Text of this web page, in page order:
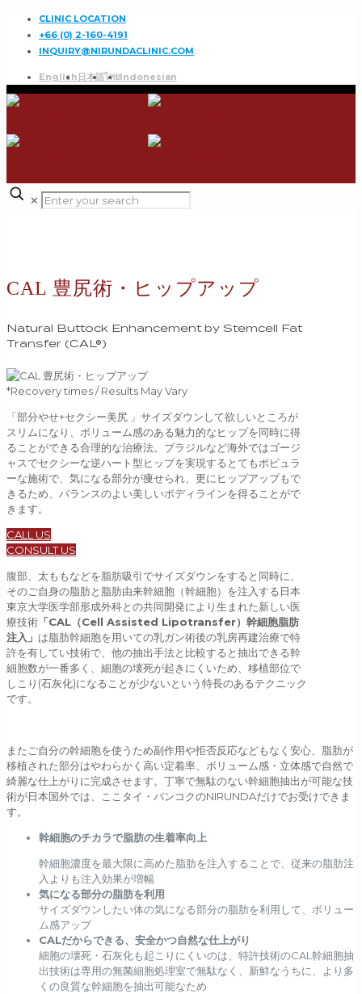
CLINIC LOCATION
+66 (0) 2-160-4191
INQUIRY@NIRUNDACLINIC.COM
English 日本語ไทยIndonesian
✕
CAL 豊尻術・ヒップアップ
Natural Buttock Enhancement by Stemcell Fat
Transfer (CAL®)
*Recovery times / Results May Vary
「部分やせ+セクシー美尻 」サイズダウンして欲しいところが
スリムになり、ボリューム感のある魅力的なヒップを同時に得
ることができる合理的な治療法。ブラジルなど海外ではゴージ
ャスでセクシーな逆ハート型ヒップを実現するとてもポピュラ
ーな施術で、気になる部分が痩せられ、更にヒップアップもで
きるため、バランスのよい美しいボディラインを得ることがで
きます。
CALL US
CONSULT US
腹部、太ももなどを脂肪吸引でサイズダウンをすると同時に、
そのご自身の脂肪と脂肪由来幹細胞（幹細胞）を注入する日本
東京大学医学部形成外科との共同開発により生まれた新しい医
療技術 「CAL（Cell Assisted Lipotransfer）幹細胞脂肪
注入」 は脂肪幹細胞を用いての乳ガン術後の乳房再建治療で特
許を有してい技術で、他の抽出手法と比較すると抽出できる幹
細胞数が一番多く、細胞の壊死が起きにくいため、移植部位で
しこり(石灰化)になることが少ないという特長のあるテクニック
です。
またご自分の幹細胞を使うため副作用や拒否反応などもなく安心、脂肪が
移植された部分はやわらかく高い定着率、ボリューム感・立体感で自然で
綺麗な仕上がりに完成させます。丁寧で無駄のない幹細胞抽出が可能な技
術が日本国外では、ここタイ・バンコクのNIRUNDAだけでお受けできま
す。
幹細胞のチカラで脂肪の生着率向上
幹細胞濃度を最大限に高めた脂肪を注入することで、従来の脂肪注
入よりも注入効果が増幅
気になる部分の脂肪を利用
サイズダウンしたい体の気になる部分の脂肪を利用して、ボリュー
ム感アップ
CALだからできる、安全かつ自然な仕上がり
細胞の壊死・石灰化も起こりにくいのは、特許技術のCAL幹細胞抽
出技術は専用の無菌細胞処理室で無駄なく、新鮮なうちに、より多
くの良質な幹細胞を抽出可能なため